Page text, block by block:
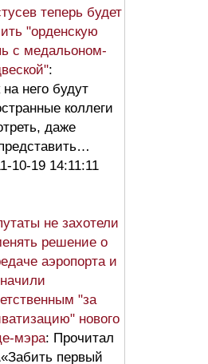
теперь будет
"орденскую
с медальоном-
:
на него будут
коллеги
даже
10-19 14:11:11
не захотели
решение о
аэропорта и
"за
нового
мэра: Прочитал
первый